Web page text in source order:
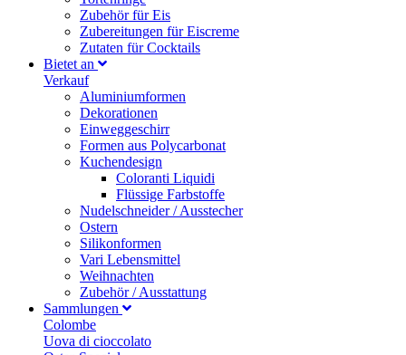
Zubehör für Eis
Zubereitungen für Eiscreme
Zutaten für Cocktails
Bietet an
Verkauf
Aluminiumformen
Dekorationen
Einweggeschirr
Formen aus Polycarbonat
Kuchendesign
Coloranti Liquidi
Flüssige Farbstoffe
Nudelschneider / Ausstecher
Ostern
Silikonformen
Vari Lebensmittel
Weihnachten
Zubehör / Ausstattung
Sammlungen
Colombe
Uova di cioccolato